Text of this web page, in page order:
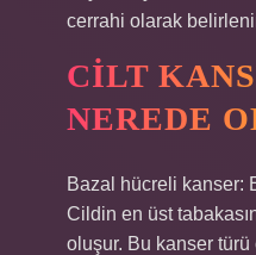
cerrahi olarak
CILT
NEREDE
Bazal hücreli kanser:
Cildin en üst
oluşur. Bu kanser türü